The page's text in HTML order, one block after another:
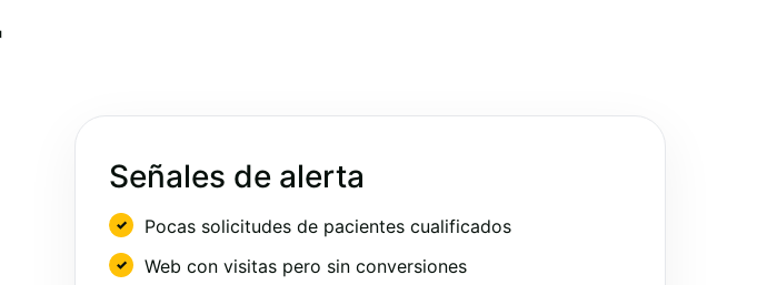
Señales de alerta
Pocas solicitudes de pacientes cualificados
Web con visitas pero sin conversiones